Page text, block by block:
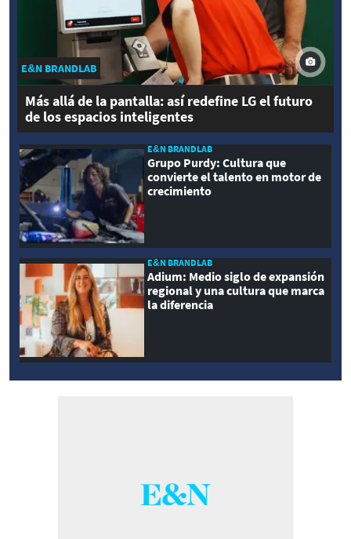
E&N BRANDLAB
Más allá de la pantalla: así redefine LG el futuro
de los espacios inteligentes
E&N BRANDLAB
Grupo Purdy: Cultura que
convierte el talento en motor de
crecimiento
E&N BRANDLAB
Adium: Medio siglo de expansión
regional y una cultura que marca
la diferencia